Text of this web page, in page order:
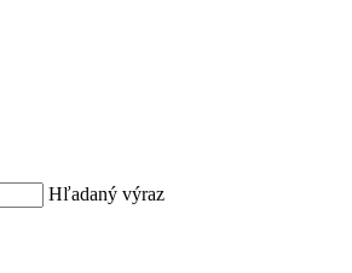
Hľadaný výraz